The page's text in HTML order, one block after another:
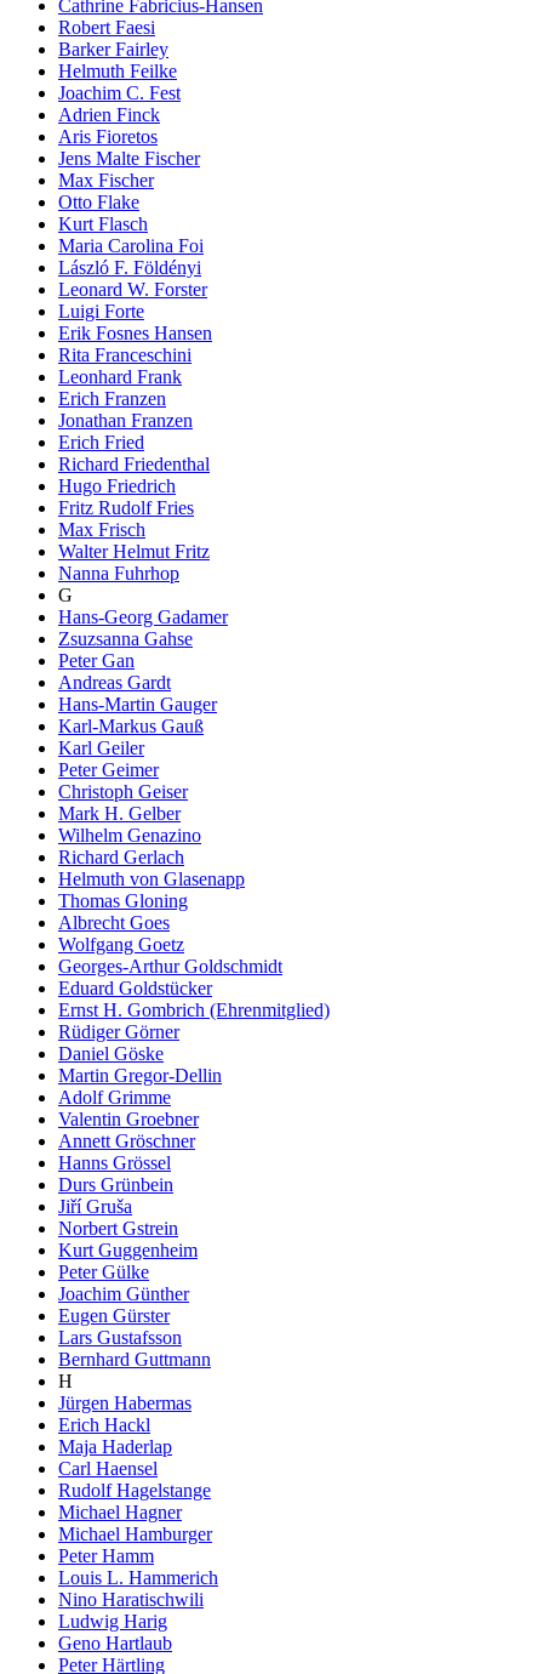
Cathrine Fabricius-Hansen
Robert Faesi
Barker Fairley
Helmuth Feilke
Joachim C. Fest
Adrien Finck
Aris Fioretos
Jens Malte Fischer
Max Fischer
Otto Flake
Kurt Flasch
Maria Carolina Foi
László F. Földényi
Leonard W. Forster
Luigi Forte
Erik Fosnes Hansen
Rita Franceschini
Leonhard Frank
Erich Franzen
Jonathan Franzen
Erich Fried
Richard Friedenthal
Hugo Friedrich
Fritz Rudolf Fries
Max Frisch
Walter Helmut Fritz
Nanna Fuhrhop
G
Hans-Georg Gadamer
Zsuzsanna Gahse
Peter Gan
Andreas Gardt
Hans-Martin Gauger
Karl-Markus Gauß
Karl Geiler
Peter Geimer
Christoph Geiser
Mark H. Gelber
Wilhelm Genazino
Richard Gerlach
Helmuth von Glasenapp
Thomas Gloning
Albrecht Goes
Wolfgang Goetz
Georges-Arthur Goldschmidt
Eduard Goldstücker
Ernst H. Gombrich (Ehrenmitglied)
Rüdiger Görner
Daniel Göske
Martin Gregor-Dellin
Adolf Grimme
Valentin Groebner
Annett Gröschner
Hanns Grössel
Durs Grünbein
Jiří Gruša
Norbert Gstrein
Kurt Guggenheim
Peter Gülke
Joachim Günther
Eugen Gürster
Lars Gustafsson
Bernhard Guttmann
H
Jürgen Habermas
Erich Hackl
Maja Haderlap
Carl Haensel
Rudolf Hagelstange
Michael Hagner
Michael Hamburger
Peter Hamm
Louis L. Hammerich
Nino Haratischwili
Ludwig Harig
Geno Hartlaub
Peter Härtling